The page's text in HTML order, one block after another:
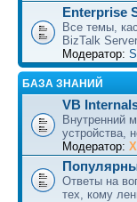
Enterprise
Все темы,
BizTalk
Модератор:
БАЗА ЗНАНИЙ
VB
Внутренний
устройства,
Модератор:
Ответы на
тех, кому